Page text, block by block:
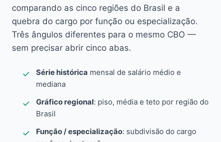
comparando as cinco regiões do Brasil e a
quebra do cargo por função ou especialização.
Três ângulos diferentes para o mesmo CBO —
sem precisar abrir cinco abas.
Série histórica mensal de salário médio e
mediana
Gráfico regional: piso, média e teto por região do
Brasil
Função / especialização: subdivisão do cargo